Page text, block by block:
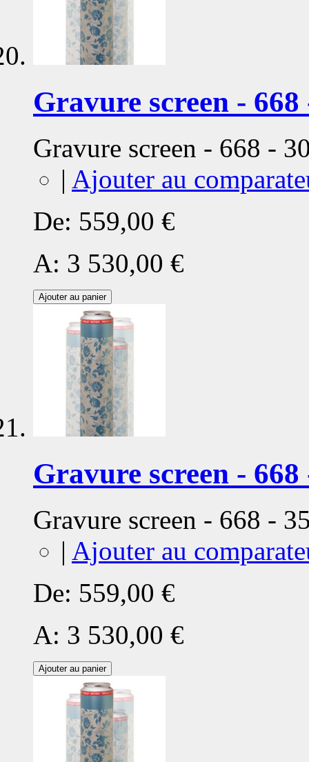
Gravure screen - 668
Gravure screen - 668 -
| Ajouter au
De: 559,00 €
A: 3 530,00 €
Ajouter au panier
Gravure screen - 668
Gravure screen - 668 -
| Ajouter au
De: 559,00 €
A: 3 530,00 €
Ajouter au panier